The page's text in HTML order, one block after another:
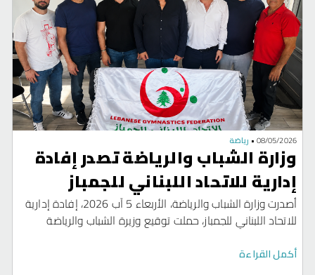
08/05/2026
• رياضة
وزارة الشباب والرياضة تصدر إفادة
إدارية للاتحاد اللبناني للجمباز
أصدرت وزارة الشباب والرياضة، الأربعاء 5 آب 2026، إفادة إدارية
للاتحاد اللبناني للجمباز، حملت توقيع وزيرة الشباب والرياضة
الجمعية العمومية وتوزيع المناصب في اللجنة الإدارية الجديدة،
أكمل القراءة